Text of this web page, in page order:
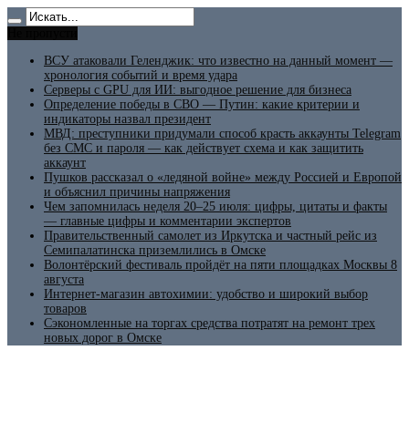
ВСУ атаковали Геленджик: что известно на данный момент —
хронология событий и время удара
Серверы с GPU для ИИ: выгодное решение для бизнеса
Определение победы в СВО — Путин: какие критерии и
индикаторы назвал президент
МВД: преступники придумали способ красть аккаунты Telegram
без СМС и пароля — как действует схема и как защитить
аккаунт
Пушков рассказал о «ледяной войне» между Россией и Европой
и объяснил причины напряжения
Чем запомнилась неделя 20–25 июля: цифры, цитаты и факты
— главные цифры и комментарии экспертов
Правительственный самолет из Иркутска и частный рейс из
Семипалатинска приземлились в Омске
Волонтёрский фестиваль пройдёт на пяти площадках Москвы 8
августа
Интернет-магазин автохимии: удобство и широкий выбор
товаров
Сэкономленные на торгах средства потратят на ремонт трех
новых дорог в Омске